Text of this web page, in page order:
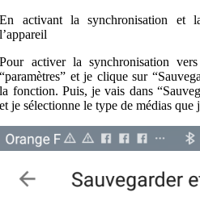
En activant la synchronisation et
l’appareil
Pour activer la synchronisation
“paramètres” et je clique sur
la fonction. Puis, je vais dans
et je sélectionne le type de médias que